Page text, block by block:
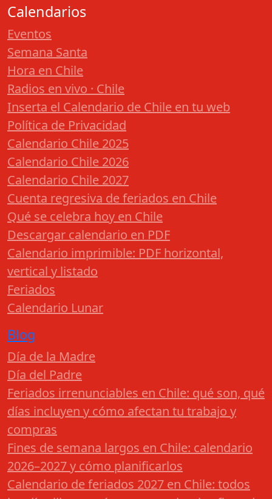
Calendarios
Eventos
Semana Santa
Hora en Chile
Radios en vivo · Chile
Inserta el Calendario de Chile en tu web
Política de Privacidad
Calendario Chile 2025
Calendario Chile 2026
Calendario Chile 2027
Cuenta regresiva de feriados en Chile
Qué se celebra hoy en Chile
Descargar calendario en PDF
Calendario imprimible: PDF horizontal,
vertical y listado
Feriados
Calendario Lunar
Blog
Día de la Madre
Día del Padre
Feriados irrenunciables en Chile: qué son, qué
días incluyen y cómo afectan tu trabajo y
compras
Fines de semana largos en Chile: calendario
2026–2027 y cómo planificarlos
Calendario de feriados 2027 en Chile: todos